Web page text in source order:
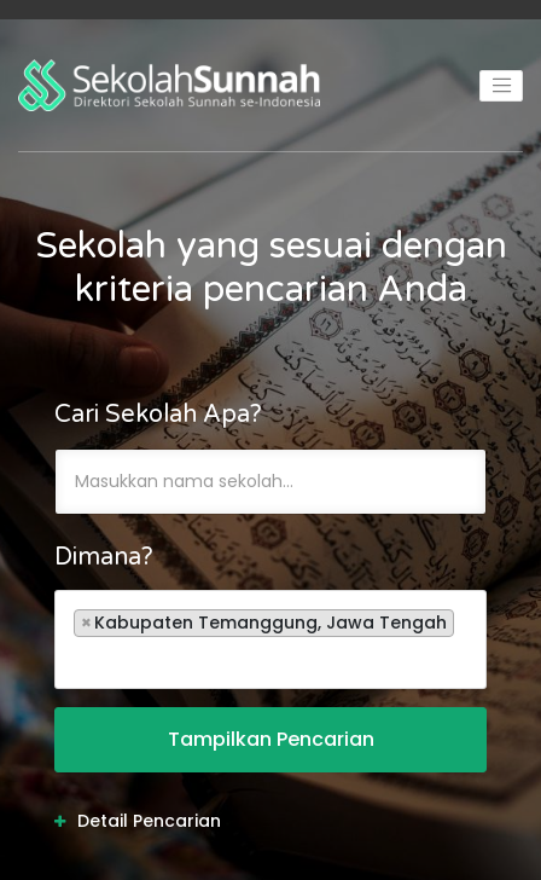
Sekolah yang sesuai dengan
kriteria pencarian Anda
Cari Sekolah Apa?
Dimana?
× Kabupaten Temanggung, Jawa Tengah
Detail Pencarian